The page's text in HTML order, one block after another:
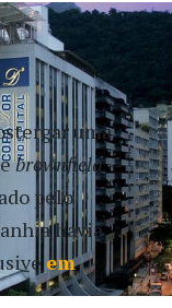
uma
ebrownfield—
pelo
havia
em